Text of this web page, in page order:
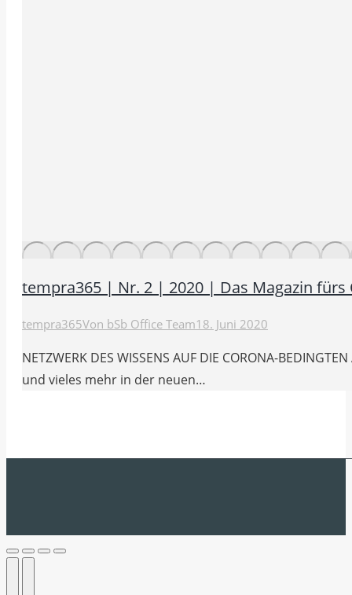
tempra365 | Nr. 2 | 2020 | Das Magazin fürs
tempra365Von bSb Office Team18. Juni 2020
NETZWERK DES WISSENS AUF DIE CORONA-
und vieles mehr in der neuen…
Go